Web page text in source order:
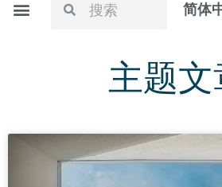
简体
主题文